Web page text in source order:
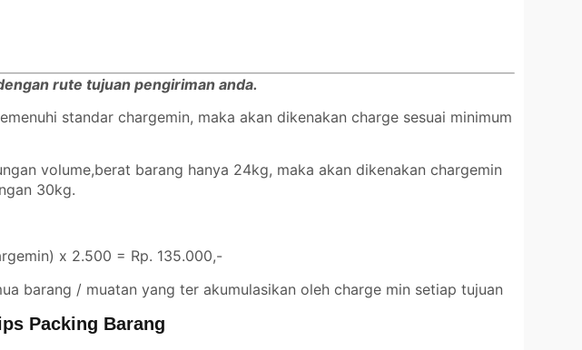
rute tujuan pengiriman anda.
standar chargemin, maka akan dikenakan charge sesuai minimum
volume,berat barang hanya 24kg, maka akan dikenakan chargemin
30kg.
x 2.500 = Rp. 135.000,-
barang / muatan yang ter akumulasikan oleh charge min setiap tujuan
Packing Barang